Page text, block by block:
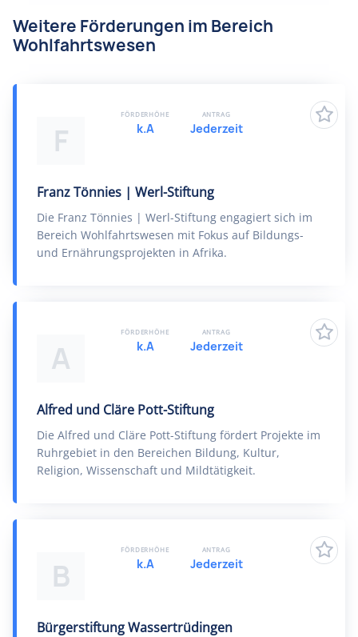
Weitere Förderungen im Bereich
Wohlfahrtswesen
F
Franz Tönnies | Werl-Stiftung
Die Franz Tönnies | Werl-Stiftung engagiert sich im
Bereich Wohlfahrtswesen mit Fokus auf Bildungs-
und Ernährungsprojekten in Afrika.
FÖRDERHÖHE
k.A
ANTRAG
Jederzeit
A
Alfred und Cläre Pott-Stiftung
Die Alfred und Cläre Pott-Stiftung fördert Projekte im
Ruhrgebiet in den Bereichen Bildung, Kultur,
Religion, Wissenschaft und Mildtätigkeit.
FÖRDERHÖHE
k.A
ANTRAG
Jederzeit
B
Bürgerstiftung Wassertrüdingen
FÖRDERHÖHE
k.A
ANTRAG
Jederzeit